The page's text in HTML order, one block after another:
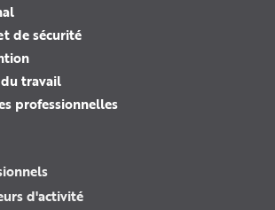
de sécurité
travail
professionnelles
d'activité